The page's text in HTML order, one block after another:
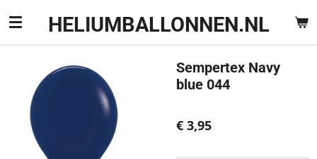
Ga
direct
hoofdinhoud
HELIUMBALLONNEN.NL
Sempertex Navy
blue 044
€ 3,95